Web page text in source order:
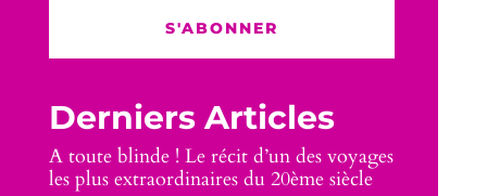
S'ABONNER
Derniers Articles
A toute blinde ! Le récit d’un des voyages
les plus extraordinaires du 20ème siècle